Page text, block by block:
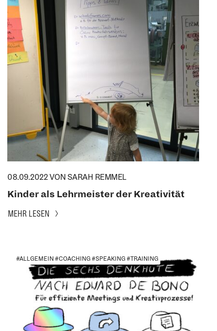
08.09.2022 VON SARAH REMMEL
Kinder als Lehrmeister der Kreativität
MEHR LESEN
#ALLGEMEIN #COACHING #SPEAKING #TRAINING